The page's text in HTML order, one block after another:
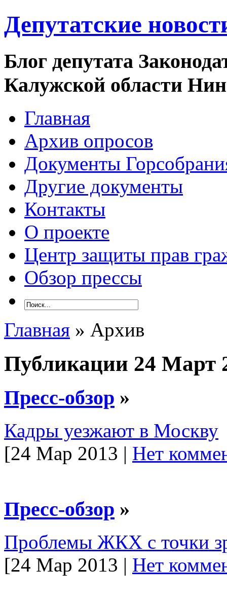
Депутатские
Блог депутата
Калужской области
Главная
Архив опросов
Документы
Другие документы
Контакты
О проекте
Центр защиты прав
Обзор прессы
Главная » Архив
Публикации 24 Март
Пресс-обзор »
Кадры уезжают в Москву
[24 Мар 2013 | Нет
Пресс-обзор »
Проблемы ЖКХ с точки
[24 Мар 2013 | Нет